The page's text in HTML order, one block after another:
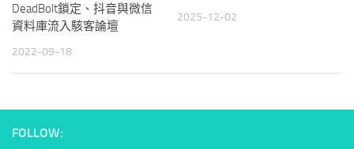
DeadBolt鎖定、抖音與微信
資料庫流入駭客論壇
2022-09-18
2025-12-02
FOLLOW: